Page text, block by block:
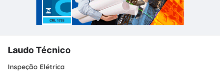
Laudo Técnico
Inspeção Elétrica